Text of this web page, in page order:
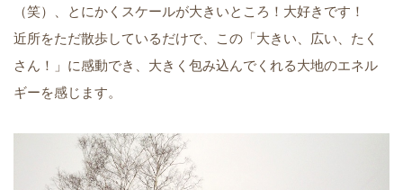
（笑）、とにかくスケールが大きいところ！大好きです！
近所をただ散歩しているだけで、この「大きい、広い、たく
さん！」に感動でき、大きく包み込んでくれる大地のエネル
ギーを感じます。